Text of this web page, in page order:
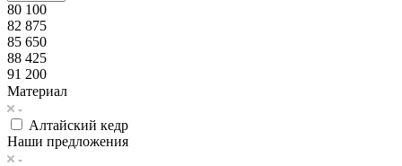
80 100
82 875
85 650
88 425
91 200
Материал
Алтайский кедр
Наши предложения